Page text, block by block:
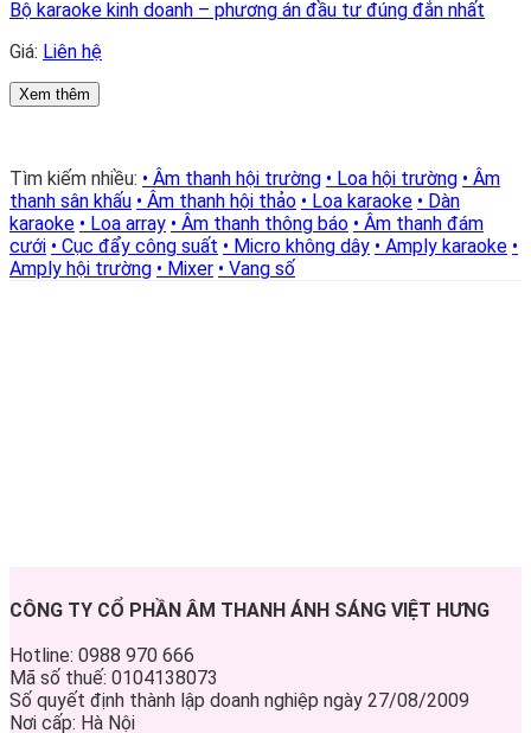
Bộ karaoke kinh doanh – phương án đầu tư đúng đắn nhất
Giá: Liên hệ
Xem thêm
Tìm kiếm nhiều: • Âm thanh hội trường • Loa hội trường • Âm
thanh sân khấu • Âm thanh hội thảo • Loa karaoke • Dàn
karaoke • Loa array • Âm thanh thông báo • Âm thanh đám
cưới • Cục đẩy công suất • Micro không dây • Amply karaoke •
Amply hội trường • Mixer • Vang số
CÔNG TY CỔ PHẦN ÂM THANH ÁNH SÁNG VIỆT HƯNG
Hotline: 0988 970 666
Mã số thuế: 0104138073
Số quyết định thành lập doanh nghiệp ngày 27/08/2009
Nơi cấp: Hà Nội